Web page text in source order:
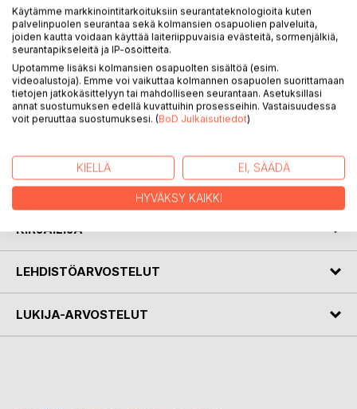
Tarina sijoittuu Helsinkiin, suomalaisiin metsiin ja
mokkimaisemiin, joissa kehittynyt tekoaly alkaa hiljalleen
vaikuttaa ihmiskuntaan. Kertomus yhdistaa jannityksen,
teknologian ja syvalliset kysymykset ihmisen roolista
tulevaisuudessa.
"Sofia" on enemman kuin pelkka romaani - se on
Teos on saatavilla suomeksi seka myos englanniksi ja
espanjaksi.
KIRJAILIJA
LEHDISTÖARVOSTELUT
LUKIJA-ARVOSTELUT
Käytämme markkinointitarkoituksiin seurantateknologioita kuten
palvelinpuolen seurantaa sekä kolmansien osapuolien palveluita,
joiden kautta voidaan käyttää laiteriippuvaisia evästeitä, sormenjälkiä,
seurantapikseleitä ja IP-osoitteita.
Upotamme lisäksi kolmansien osapuolten sisältöä (esim.
videoalustoja). Emme voi vaikuttaa kolmannen osapuolen suorittamaan
tietojen jatkokäsittelyyn tai mahdolliseen seurantaan. Asetuksillasi
annat suostumuksen edellä kuvattuihin prosesseihin. Vastaisuudessa
voit peruuttaa suostumuksesi. (BoD Julkaisutiedot)
KIELLÄ EI, SÄÄDÄ
HYVÄKSY KAIKKI